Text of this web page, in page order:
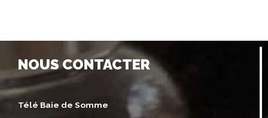
NOUS CONTACTER
Télé Baie de Somme